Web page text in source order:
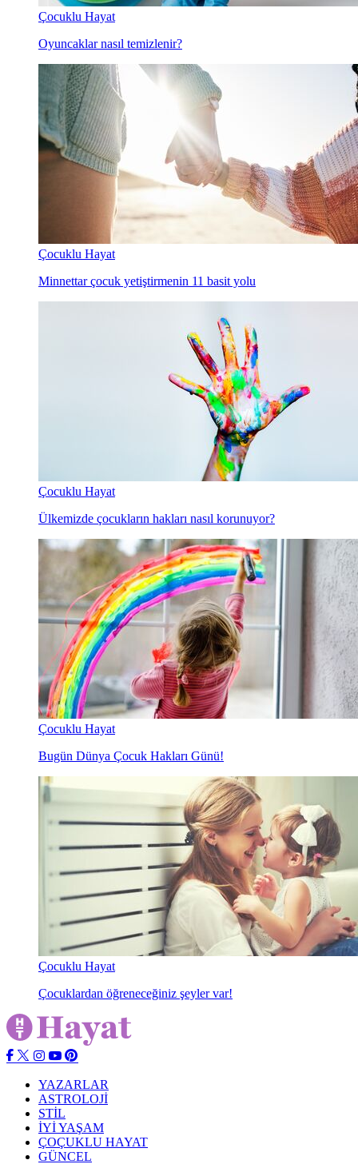
Çocuklu Hayat
Oyuncaklar nasıl temizlenir?
Çocuklu Hayat
Minnettar çocuk yetiştirmenin 11 basit yolu
Çocuklu Hayat
Ülkemizde çocukların hakları nasıl korunuyor?
Çocuklu Hayat
Bugün Dünya Çocuk Hakları Günü!
Çocuklu Hayat
Çocuklardan öğreneceğiniz şeyler var!
YAZARLAR
ASTROLOJİ
STİL
İYİ YAŞAM
ÇOÇUKLU HAYAT
GÜNCEL